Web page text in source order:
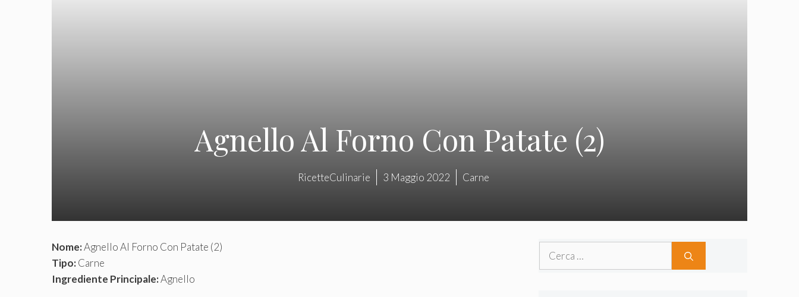
Agnello Al Forno Con Patate (2)
RicetteCulinarie 3 Maggio 2022 Carne
Nome:Agnello Al Forno Con Patate (2)
Tipo:Carne
Ingrediente Principale:Agnello
Ricerca